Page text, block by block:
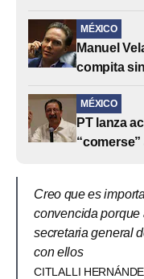
MÉXICO
Manuel
compita
MÉXICO
PT lanza
Creo que es
convencida porque
secretaria general
con ellos
CITLALLI